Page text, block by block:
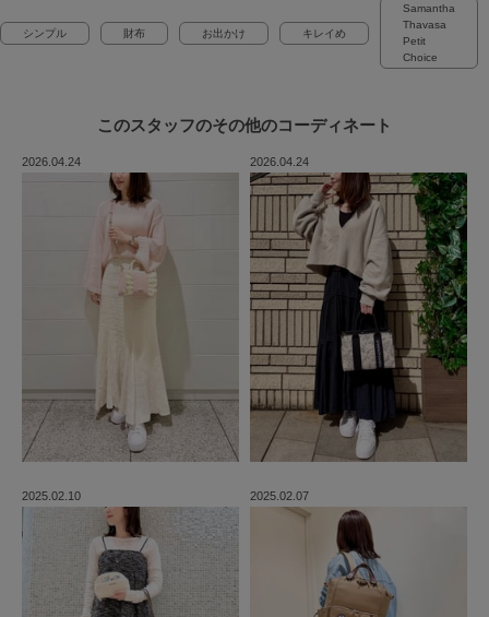
シンプル 財布 お出かけ キレイめ
Samantha
Thavasa
Petit
Choice
このスタッフのその他のコーディネート
2026.04.24 2026.04.24
2025.02.10 2025.02.07